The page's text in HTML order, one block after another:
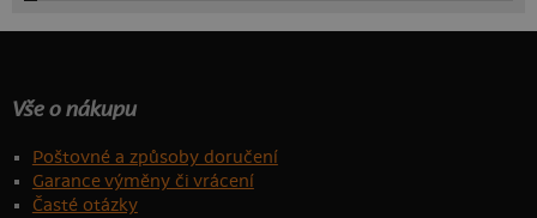
Vše o nákupu
Poštovné a způsoby doručení
Garance výměny či vrácení
Časté otázky